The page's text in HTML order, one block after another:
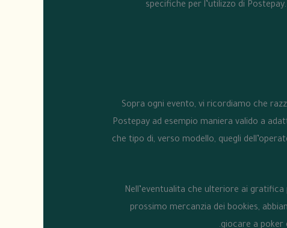
specifiche per l’utilizzo di
Sopra ogni evento, vi ricordiamo che
Postepay ad esempio maniera valido a
che tipo di, verso modello, quegli
Nell’eventualita che ulteriore ai
prossimo mercanzia dei bookies,
giocare a